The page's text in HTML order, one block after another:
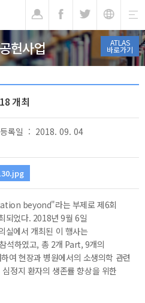
ATLAS
바로가기
헌사업
개최
등록일 : 2018. 09. 04
beyond"라는 부제로 제6회
되었다. 2018년 9월 6일
실에서 개최된 이 행사는
석하였고, 총 2개 Part, 9개의
여 현장과 병원에서의 소생의학 관련
정지 환자의 생존률 향상을 위한